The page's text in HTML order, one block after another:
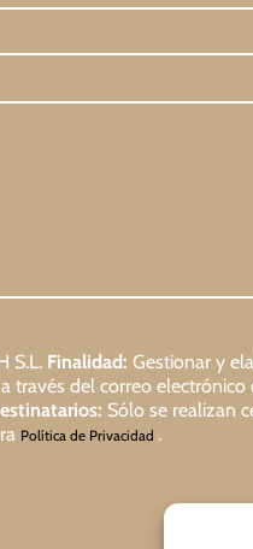
S.L. Finalidad: Gestionar y
través del correo
Sólo se realizan
Política de Privacidad .